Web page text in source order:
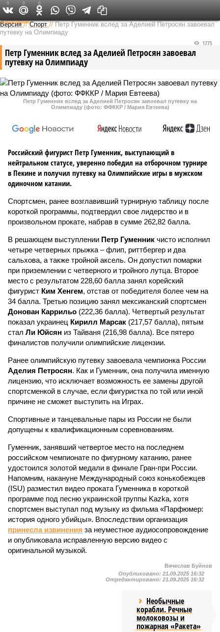
Федеральный выпуск
Версия //Спорт //Петр Гуменник вслед за Аделией Петросян завоевал
путевку на Олимпиаду
Петр Гуменник вслед за Аделией Петросян завоевал
путевку на Олимпиаду
1775
Петр Гуменник вслед за Аделией Петросян завоевал путевку на
Олимпиаду (фото: ФФККР / Мария Евтеева)
Российский фигурист Петр Гуменник, выступающий в
нейтральном статусе, уверенно победил на отборочном турнире
в Пекине и получил путевку на Олимпийские игры в мужском
одиночном катании.
Спортсмен, ранее возглавивший турнирную таблицу после
короткой программы, подтвердил свое лидерство и в
произвольном прокате, набрав в сумме 262,82 балла.
В решающем выступлении Петр Гуменник чисто исполнил
четыре четверных прыжка – флип, риттбергер и два
сальхова, а также тройной аксель. Он допустил помарки
при приземлении с четверного и тройного лутца. Второе
место с результатом 228,60 балла занял корейский
фигурист Ким Хенгем, отстав от победителя более чем на
34 балла. Третью позицию занял мексиканский спортсмен
Донован Каррильо (222,36 балла). Четвертый результат
показал украинец Кирилл Марсак (217,57 балла), пятым
стал Ли Юйсян из Тайваня (216,98 балла). Все пятеро
финалистов получили олимпийские лицензии.
Ранее олимпийскую путевку завоевала чемпионка России
Аделия Петросян. Как и Гуменник, она получила именную
лицензию, что исключает возможность ее замены другой
спортсменкой в случае, если фигуристка по той или иной
причине не сможет выступить на Играх.
Спортивные и танцевальные пары из России не были
допущены к квалификационным соревнованиям.
Гуменник, занявший четвертое место на последнем
российском чемпионате по фигурному катанию, ранее
удостоился золотой медали в финале Гран-при России.
Напомним, накануне Международный союз конькобежцев
(ISU) разместил видео проката Гуменника в короткой
программе под песню украинской группы Kazka, хотя
спортсмен выступал под музыку из фильма «Парфюмер:
история одного убийцы». Впоследствии организация
принесла извинения за неуместное аудиосопровождение
и опубликовала исправленную версию видео с
оригинальной музыкой.
0 0 0
Вячеслав Буйнов
Опубликовано: 21.09.2025 16:32
Отредактировано: 21.09.2025 16:32
Необычные
корабли. Речные
молоковозы и
пожарная «Ракета»